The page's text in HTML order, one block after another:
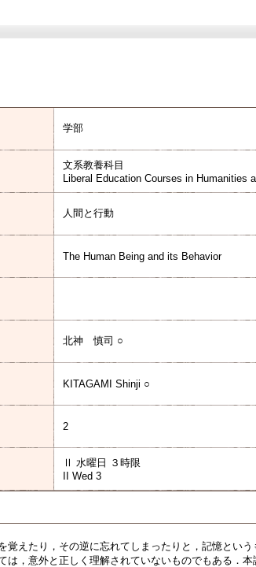
学部
文系教養科目
Liberal Education Courses in Humanities
人間と行動
The Human Being and its Behavior
北神 慎司 ○
KITAGAMI Shinji ○
2
Ⅱ 水曜日 ３時限
II Wed 3
覚えたり，その逆に忘れてしまったりと，記憶とい
は，意外と正しく理解されていないものでもある．